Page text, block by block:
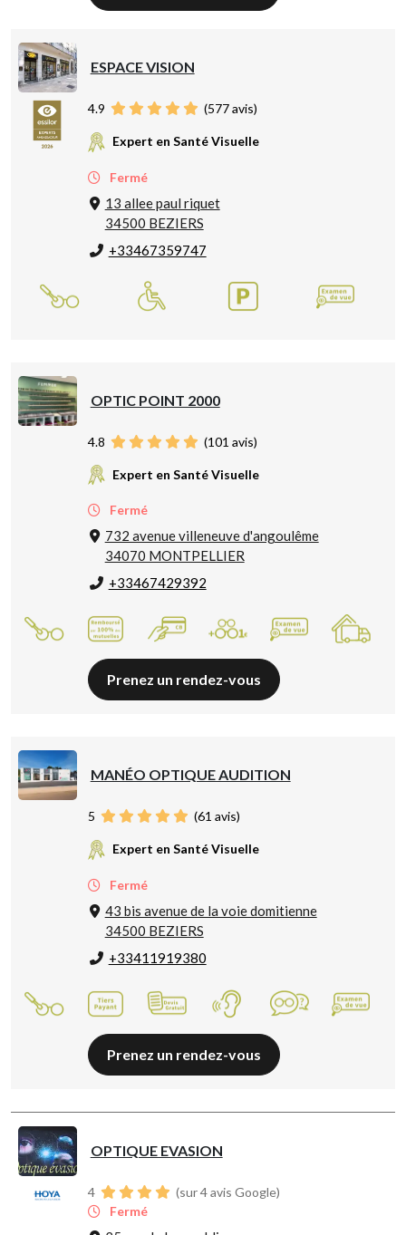
ESPACE VISION
4.9 (577avis)
Expert en Santé Visuelle
Fermé
13 allee paul riquet
34500 BEZIERS
+33467359747
OPTIC POINT 2000
4.8 (101 avis)
Expert en Santé Visuelle
Fermé
732 avenue villeneuve d'angoulême
34070 MONTPELLIER
+33467429392
Prenez un rendez-vous
MANÉO OPTIQUE AUDITION
5 (61 avis)
Expert en Santé Visuelle
Fermé
43 bis avenue de la voie domitienne
34500 BEZIERS
+33411919380
Prenez un rendez-vous
OPTIQUE EVASION
4
(sur 4 avis Google)
Fermé